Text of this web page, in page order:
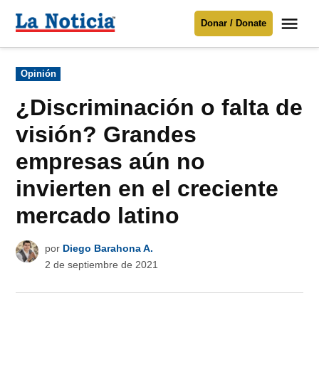
Para mantenerte informado necesitamos
Donar
contenido
Noticia
Donar / Donate
Publicado
en
Opinión
¿Discriminación o falta de
visión? Grandes
empresas aún no
invierten en el creciente
mercado latino
por Diego Barahona A.
2 de septiembre de 2021